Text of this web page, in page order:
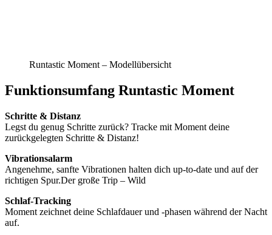
Runtastic Moment – Modellübersicht
Funktionsumfang Runtastic Moment
Schritte & Distanz
Legst du genug Schritte zurück? Tracke mit Moment deine
zurückgelegten Schritte & Distanz!
Vibrationsalarm
Angenehme, sanfte Vibrationen halten dich up-to-date und auf der
richtigen Spur.Der große Trip – Wild
Schlaf-Tracking
Moment zeichnet deine Schlafdauer und -phasen während der Nacht
auf.